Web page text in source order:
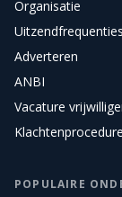
Organisatie
Uitzendfrequenties
Adverteren
ANBI
Vacature
Klachtenprocedure
POPULAIRE